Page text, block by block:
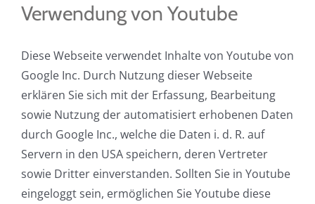
Verwendung von Youtube
Diese Webseite verwendet Inhalte von Youtube von
Google Inc. Durch Nutzung dieser Webseite
erklären Sie sich mit der Erfassung, Bearbeitung
sowie Nutzung der automatisiert erhobenen Daten
durch Google Inc., welche die Daten i. d. R. auf
Servern in den USA speichern, deren Vertreter
sowie Dritter einverstanden. Sollten Sie in Youtube
eingeloggt sein, ermöglichen Sie Youtube diese